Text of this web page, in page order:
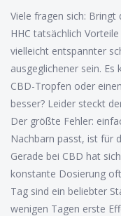
Viele fragen sich:
HHC tatsächlich
vielleicht entspannter
ausgeglichener sein.
CBD-Tropfen oder
besser? Leider steckt
Der größte Fehler:
Nachbarn passt, ist für
Gerade bei CBD hat
konstante Dosierung
Tag sind ein beliebter
wenigen Tagen erste